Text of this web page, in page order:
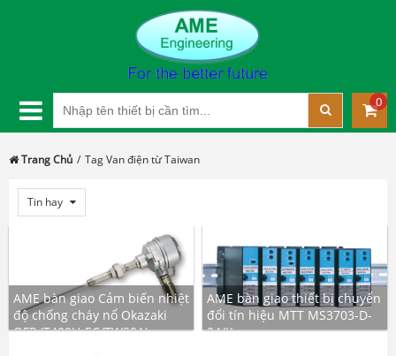
0
Trang Chủ Tag Van điện từ Taiwan
Tin hay
AME bàn giao Cảm biến nhiệt
độ chống cháy nổ Okazaki
OFP (T409U-EC/TW20A)
AME bàn giao thiết bị chuyển
đổi tín hiệu MTT MS3703-D-
04/K